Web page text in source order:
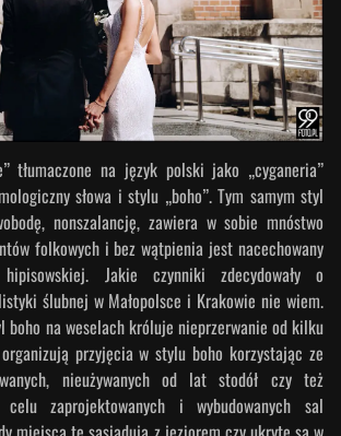
tłumaczone na język polski jako „cyganeria”
słowa i stylu „boho”. Tym samym styl
nonszalancję, zawiera w sobie mnóstwo
folkowych i bez wątpienia jest nacechowany
Jakie czynniki zdecydowały o
ślubnej w Małopolsce i Krakowie nie wiem.
boho na weselach króluje nieprzerwanie od kilku
przyjęcia w stylu boho korzystając ze
nieużywanych od lat stodół czy też
zaprojektowanych i wybudowanych sal